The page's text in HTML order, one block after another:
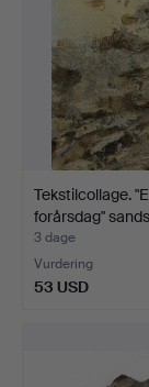
Tekstilcollage.
forårsdag"
3 dage
Vurdering
53 USD